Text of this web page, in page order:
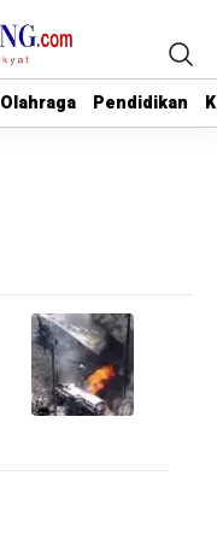
Olahraga Pendidikan
Olahraga Pendidikan